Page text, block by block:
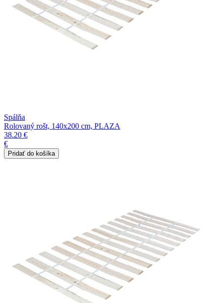
Spálňa
Rolovaný rošt, 140x200 cm, PLAZA
38.20 €
€